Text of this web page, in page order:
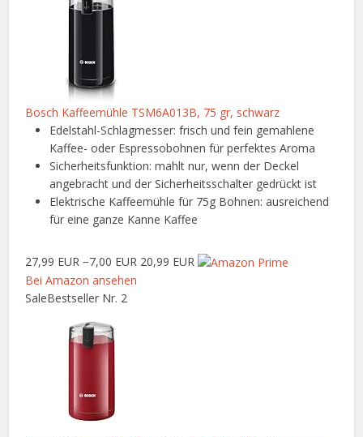
Bosch Kaffeemühle TSM6A013B, 75 gr, schwarz
Edelstahl-Schlagmesser: frisch und fein gemahlene
Kaffee- oder Espressobohnen für perfektes Aroma
Sicherheitsfunktion: mahlt nur, wenn der Deckel
angebracht und der Sicherheitsschalter gedrückt ist
Elektrische Kaffeemühle für 75g Bohnen: ausreichend
für eine ganze Kanne Kaffee
27,99 EUR −7,00 EUR 20,99 EUR
Bei Amazon ansehen
SaleBestseller Nr. 2